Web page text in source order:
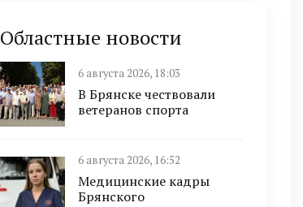
Областные новости
6 августа 2026, 18:03
В Брянске чествовали
ветеранов спорта
6 августа 2026, 16:52
Медицинские кадры
Брянского